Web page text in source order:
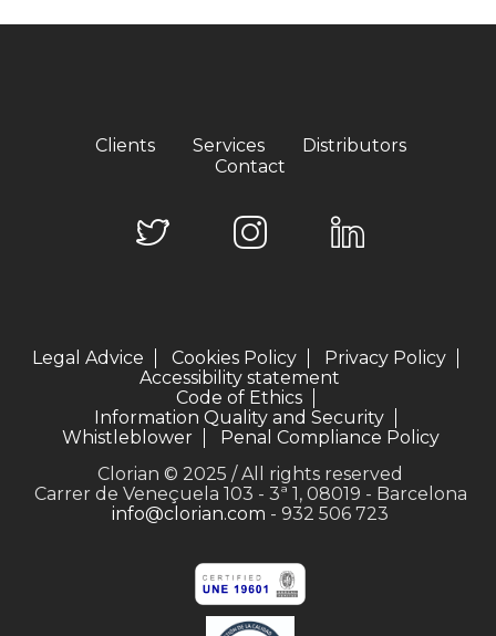
Clients Services
Distributors
Contact
Legal Advice Cookies Policy
Privacy Policy
Accessibility statement
Code of Ethics
Information Quality and Security
Whistleblower
Penal Compliance Policy
Clorian © 2025 / All rights reserved
Carrer de Veneçuela 103 - 3ª 1, 08019 - Barcelona
info@clorian.com - 932 506 723